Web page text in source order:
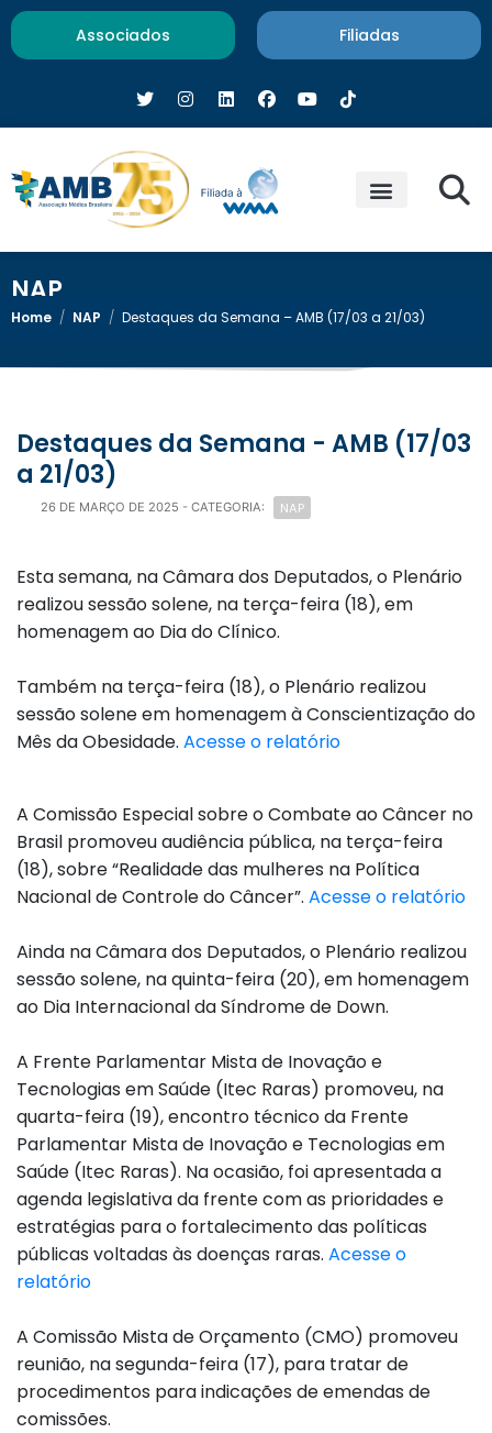
Associados Filiadas
NAP
Home / NAP / Destaques da Semana – AMB (17/03 a 21/03)
Destaques da Semana - AMB (17/03
a 21/03)
26 DE MARÇO DE 2025 - CATEGORIA: NAP
Esta semana, na Câmara dos Deputados, o Plenário
realizou sessão solene, na terça-feira (18), em
homenagem ao Dia do Clínico.
Também na terça-feira (18), o Plenário realizou
sessão solene em homenagem à Conscientização do
Mês da Obesidade. Acesse o relatório
A Comissão Especial sobre o Combate ao Câncer no
Brasil promoveu audiência pública, na terça-feira
(18), sobre “Realidade das mulheres na Política
Nacional de Controle do Câncer”. Acesse o relatório
Ainda na Câmara dos Deputados, o Plenário realizou
sessão solene, na quinta-feira (20), em homenagem
ao Dia Internacional da Síndrome de Down.
A Frente Parlamentar Mista de Inovação e
Tecnologias em Saúde (Itec Raras) promoveu, na
quarta-feira (19), encontro técnico da Frente
Parlamentar Mista de Inovação e Tecnologias em
Saúde (Itec Raras). Na ocasião, foi apresentada a
agenda legislativa da frente com as prioridades e
estratégias para o fortalecimento das políticas
públicas voltadas às doenças raras. Acesse o
relatório
A Comissão Mista de Orçamento (CMO) promoveu
reunião, na segunda-feira (17), para tratar de
procedimentos para indicações de emendas de
comissões.